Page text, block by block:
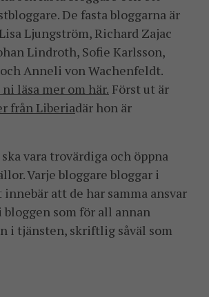
De fasta bloggarna är
Ljungström, Richard Zajac
Lindroth, Sofie Karlsson,
Anneli von Wachenfeldt.
läsa mer om här. Först ut är
från Liberiadär hon är
vara trovärdiga och öppna
Varje bloggare bloggar i
att de har samma ansvar
som för all annan
i tjänsten, skriftlig såväl som